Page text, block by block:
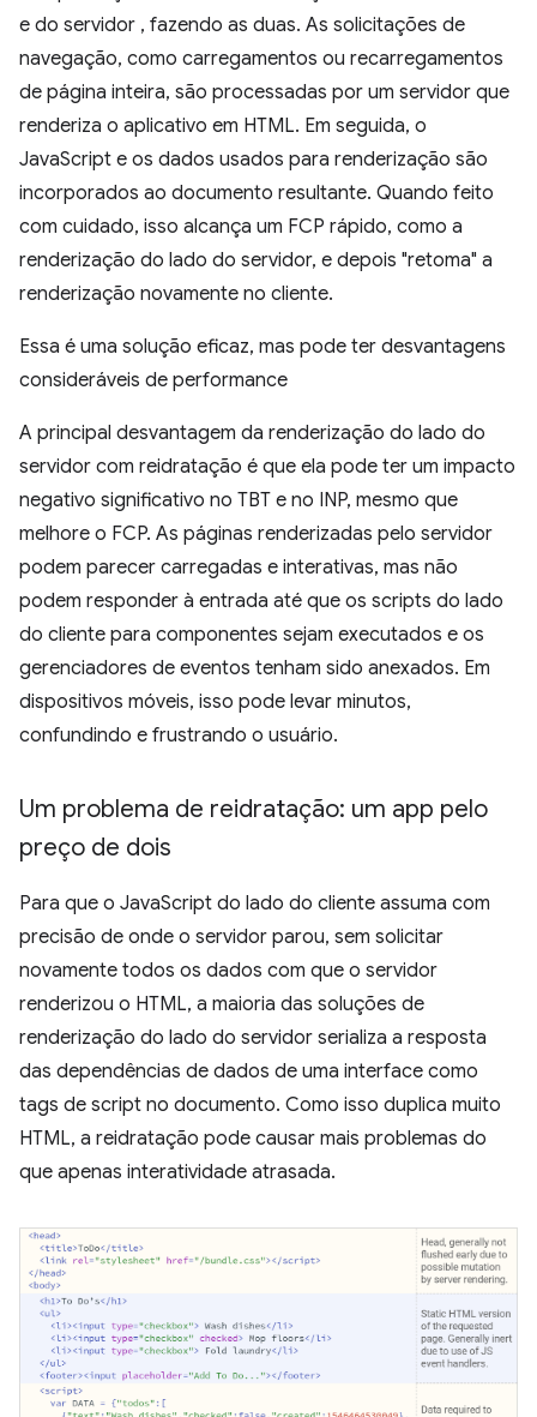
e do servidor , fazendo as duas. As solicitações de
navegação, como carregamentos ou recarregamentos
de página inteira, são processadas por um servidor que
renderiza o aplicativo em HTML. Em seguida, o
JavaScript e os dados usados para renderização são
incorporados ao documento resultante. Quando feito
com cuidado, isso alcança um FCP rápido, como a
renderização do lado do servidor, e depois "retoma" a
renderização novamente no cliente.
Essa é uma solução eficaz, mas pode ter desvantagens
consideráveis de performance
A principal desvantagem da renderização do lado do
servidor com reidratação é que ela pode ter um impacto
negativo significativo no TBT e no INP, mesmo que
melhore o FCP. As páginas renderizadas pelo servidor
podem parecer carregadas e interativas, mas não
podem responder à entrada até que os scripts do lado
do cliente para componentes sejam executados e os
gerenciadores de eventos tenham sido anexados. Em
dispositivos móveis, isso pode levar minutos,
confundindo e frustrando o usuário.
Um problema de reidratação: um app pelo
preço de dois
Para que o JavaScript do lado do cliente assuma com
precisão de onde o servidor parou, sem solicitar
novamente todos os dados com que o servidor
renderizou o HTML, a maioria das soluções de
renderização do lado do servidor serializa a resposta
das dependências de dados de uma interface como
tags de script no documento. Como isso duplica muito
HTML, a reidratação pode causar mais problemas do
que apenas interatividade atrasada.